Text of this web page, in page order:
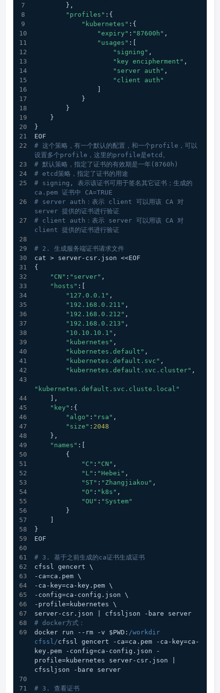
        },
"profiles" :{
"kubernetes" :{
"expiry" : "87600h" ,
"usages" :[
"signing" ,
"key encipherment" ,
"server auth" ,
"client auth"
            }
        }
    }
}
EOF
# 这个策略，有一个默认的配置，和一个profile，可以
设置多个profile，这里的profile是etcd。
# 默认策略，指定了证书的有效期是一年(8760h)
# etcd策略，指定了证书的用途
# signing, 表示该证书可用于签名其它证书；生成的
ca.pem 证书中 CA=TRUE
# server auth：表示 client 可以用该 CA 对
server 提供的证书进行验证
# client auth：表示 server 可以用该 CA 对
client 提供的证书进行验证
# 2. 生成服务端证书请求文件
cat > server-csr.json <<EOF
{
"CN" : "server" ,
"hosts" :[
"127.0.0.1" ,
"192.168.0.211" ,
"192.168.0.212" ,
"192.168.0.213" ,
"10.10.10.1" ,
"kubernetes" ,
"kubernetes.default" ,
"kubernetes.default.svc" ,
"kubernetes.default.svc.cluster" ,
"kubernetes.default.svc.cluste.local"
    ],
"key" :{
"algo" : "rsa" ,
"size" : 2048
    },
"names" :[
        {
"C" : "CN" ,
"L" : "Hebei" ,
"ST" : "Zhangjiakou" ,
"O" : "k8s" ,
"OU" : "System"
        }
}
EOF
# 3. 基于之前生成的ca证书生成证书
cfssl gencert \
-ca=ca.pem \
-ca-key=ca-key.pem \
-config=ca-config.json \
-profile=kubernetes \
server-csr.json | cfssljson -bare server
# docker方式：
docker run --rm -v $PWD: /workdir
cfssl/cfssl gencert -ca=ca.pem -ca-key=ca-
key.pem -config=ca-config.json -
profile=kubernetes server-csr.json |
cfssljson -bare server
# 3. 查看证书